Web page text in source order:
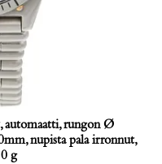
automaatti, rungon Ø
nupista pala irronnut,
g